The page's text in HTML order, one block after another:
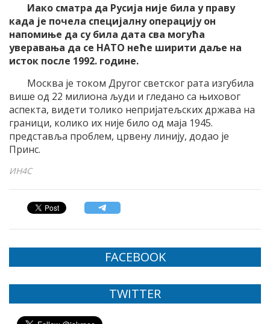
Иако сматра да Русија није била у праву
када је почела специјалну операцију он
напомиње да су била дата сва могућа
уверавања да се НАТО неће ширити даље на
исток после 1992. године.
Москва је током Другог светског рата изгубила
више од 22 милиона људи и гледано са њиховог
аспекта, видети толико непријатељских држава на
граници, колико их није било од маја 1945.
представља проблем, црвену линију, додао је
Принс.
ИН4С
FACEBOOK
TWITTER